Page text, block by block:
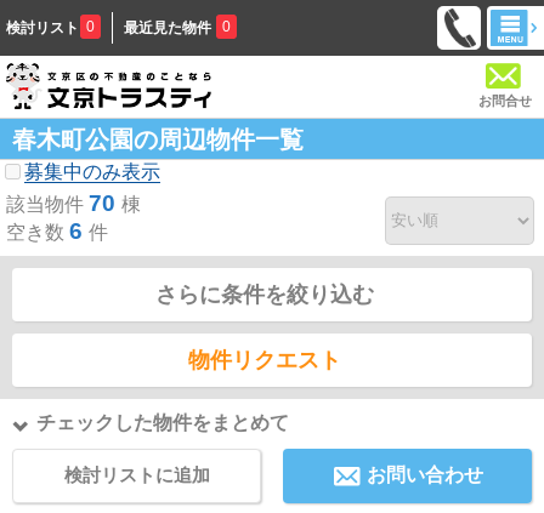
検討リスト 0 最近見た物件 0
お問合せ
春木町公園の周辺物件一覧
募集中のみ表示
該当物件 70 棟
空き数 6 件
さらに条件を絞り込む
物件リクエスト
チェックした物件をまとめて
検討リストに追加 お問い合わせ